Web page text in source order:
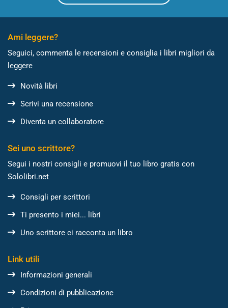
Ami leggere?
Seguici, commenta le recensioni e consiglia i libri migliori da
leggere
Novità libri
Scrivi una recensione
Diventa un collaboratore
Sei uno scrittore?
Segui i nostri consigli e promuovi il tuo libro gratis con
Sololibri.net
Consigli per scrittori
Ti presento i miei... libri
Uno scrittore ci racconta un libro
Link utili
Informazioni generali
Condizioni di pubblicazione